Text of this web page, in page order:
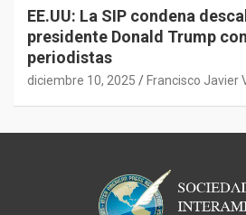
EE.UU: La SIP condena
presidente Donald Trump
periodistas
diciembre 10, 2025 Francisco Javier